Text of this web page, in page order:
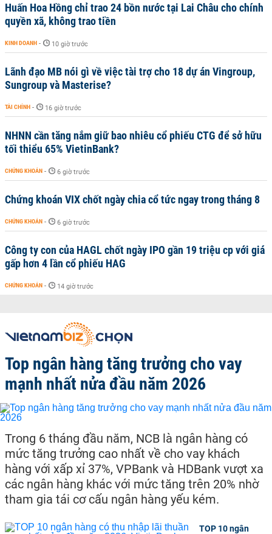
Huấn Hoa Hồng chỉ trao 24 bồn nước tại Lai Châu cho chính
quyền xã, không trao tiền
KINH DOANH - 10 giờ trước
Lãnh đạo MB nói gì về việc tài trợ cho 18 dự án Vingroup,
Sungroup và Masterise?
TÀI CHÍNH - 16 giờ trước
NHNN cần tăng nắm giữ bao nhiêu cổ phiếu CTG để sở hữu
tối thiểu 65% VietinBank?
CHỨNG KHOÁN - 6 giờ trước
Chứng khoán VIX chốt ngày chia cổ tức ngay trong tháng 8
CHỨNG KHOÁN - 6 giờ trước
Công ty con của HAGL chốt ngày IPO gần 19 triệu cp với giá
gấp hơn 4 lần cổ phiếu HAG
CHỨNG KHOÁN - 14 giờ trước
Top ngân hàng tăng trưởng cho vay
mạnh nhất nửa đầu năm 2026
Trong 6 tháng đầu năm, NCB là ngân hàng có
mức tăng trưởng cao nhất về cho vay khách
hàng với xấp xỉ 37%, VPBank và HDBank vượt xa
các ngân hàng khác với mức tăng trên 20% nhờ
tham gia tái cơ cấu ngân hàng yếu kém.
TOP 10 ngân